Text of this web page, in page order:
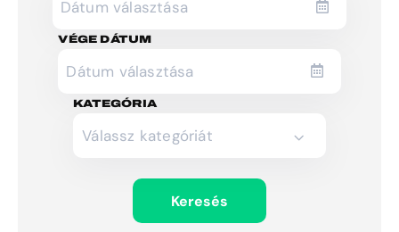
VÉGE DÁTUM
KATEGÓRIA
Válassz kategóriát